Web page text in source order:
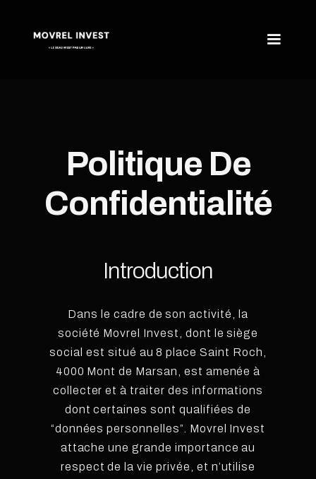
Politique De
Confidentialité
Introduction
Dans le cadre de son activité, la
société Movrel Invest, dont le siège
social est situé au 8 place Saint Roch,
4000 Mont de Marsan, est amenée à
collecter et à traiter des informations
dont certaines sont qualifiées de
“données personnelles”. Movrel Invest
attache une grande importance au
respect de la vie privée, et n’utilise